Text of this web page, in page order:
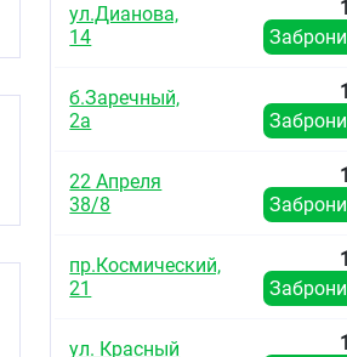
ул.Дианова,
14
б.Заречный,
2а
22 Апреля
38/8
пр.Космический,
21
ул. Красный